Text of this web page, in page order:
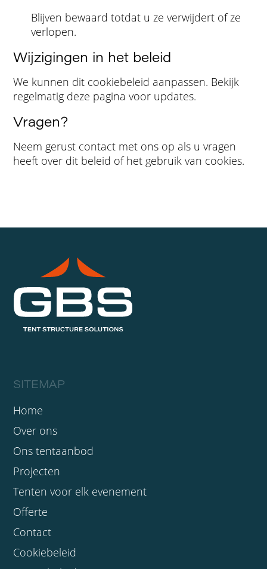
Blijven bewaard totdat u ze verwijdert of ze
verlopen.
Wijzigingen in het beleid
We kunnen dit cookiebeleid aanpassen. Bekijk
regelmatig deze pagina voor updates.
Vragen?
Neem gerust contact met ons op als u vragen
heeft over dit beleid of het gebruik van cookies.
SITEMAP
Home
Over ons
Ons tentaanbod
Projecten
Tenten voor elk evenement
Offerte
Contact
Cookiebeleid